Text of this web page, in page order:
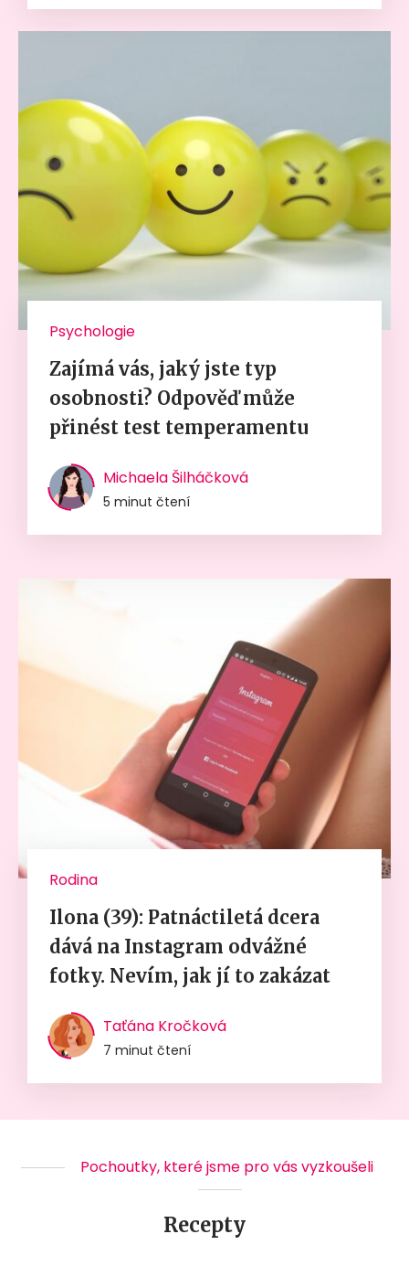
Psychologie
Zajímá vás, jaký jste typ
osobnosti? Odpověď může
přinést test temperamentu
Michaela Šilháčková
5 minut čtení
Rodina
Ilona (39): Patnáctiletá dcera
dává na Instagram odvážné
fotky. Nevím, jak jí to zakázat
Taťána Kročková
7 minut čtení
Pochoutky, které jsme pro vás vyzkoušeli
Recepty